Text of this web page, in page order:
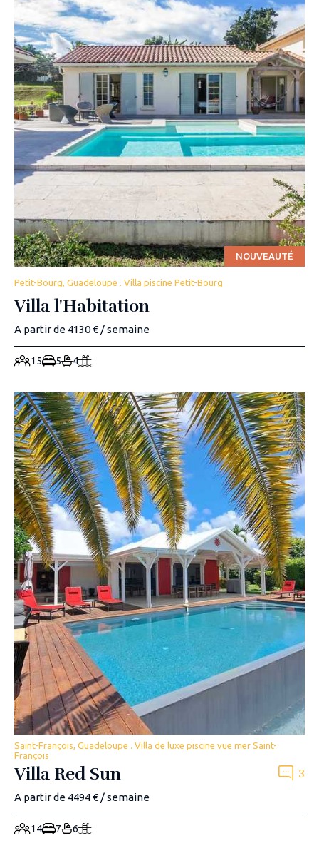
NOUVEAUTÉ
Petit-Bourg, Guadeloupe . Villa piscine Petit-Bourg
Villa l'Habitation
A partir de 4130 € / semaine
15 5 4
Saint-François, Guadeloupe . Villa de luxe piscine vue mer Saint-
François
Villa Red Sun 3
A partir de 4494 € / semaine
14 7 6